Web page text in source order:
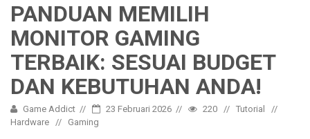
PANDUAN MEMILIH
MONITOR GAMING
TERBAIK: SESUAI BUDGET
DAN KEBUTUHAN ANDA!
Game Addict 23 Februari 2026 220
Tutorial
Hardware
Gaming